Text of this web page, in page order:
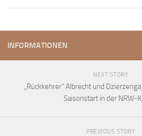
INFORMATIONEN
NEXT STORY
„Rückkehrer“ Albrecht und
Saisonstart in der NRW-
PREVIOUS STORY